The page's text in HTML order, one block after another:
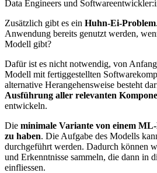
Data Engineers und
Zusätzlich gibt es ein Huhn-Ei-Problem
Anwendung bereits genutzt werden,
Modell gibt?
Dafür ist es nicht notwendig, von
Modell mit fertiggestellten
alternative Herangehensweise besteht
Ausführung aller relevanten
entwickeln.
Die minimale Variante von einem
zu haben. Die Aufgabe des Modells
durchgeführt werden. Dadurch können
und Erkenntnisse sammeln, die dann in
einfliessen.